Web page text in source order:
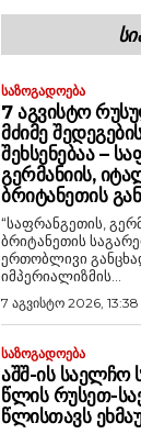
ᲡᲐᲖᲝᲒᲐᲓᲝᲔᲑᲐ
7 ᲐᲒᲕᲘᲡᲢᲝ
ᲛᲫᲘᲛᲔ
ᲨᲔᲮᲡᲔᲜᲔᲑᲐᲐ –
ᲒᲔᲠᲛᲐᲜᲘᲘᲡ,
ᲑᲠᲘᲢᲐᲜᲔᲗᲘᲡ
“საფრანგეთის,
ბრიტანეთის
ერთობლივი
იმპერიალიზმის...
7 აგვისტო 2026, 13:38
ᲡᲐᲖᲝᲒᲐᲓᲝᲔᲑᲐ
ᲐᲨᲨ-ᲘᲡ
ᲬᲚᲘᲡ ᲠᲣᲡᲔᲗ-
ᲬᲚᲘᲡᲗᲐᲕᲡ